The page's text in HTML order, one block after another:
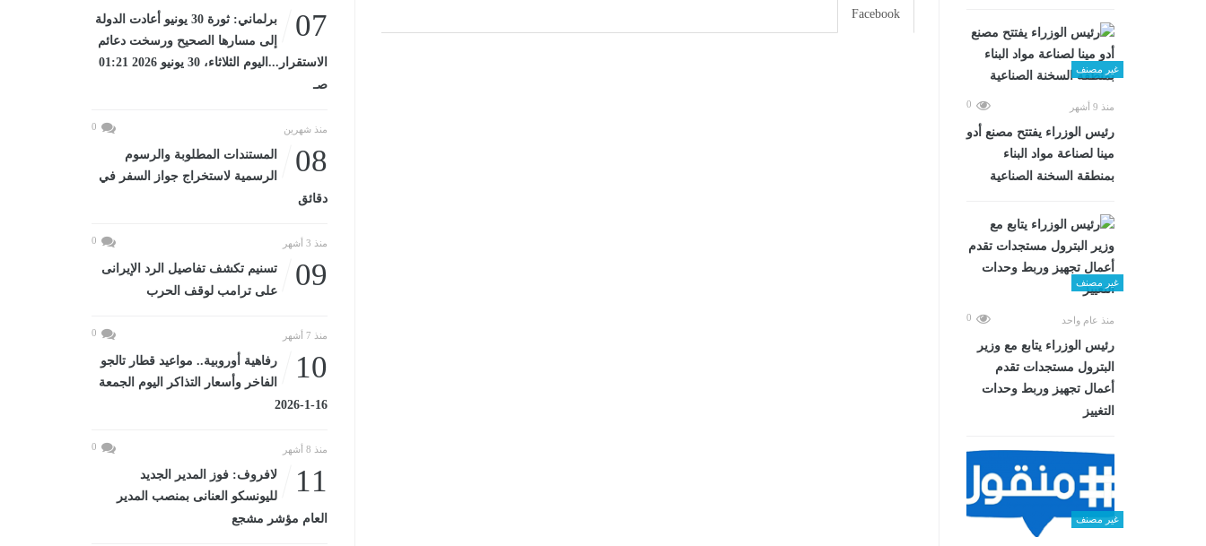
غير مصنف
منذ 9 أشهر 0
رئيس الوزراء يفتتح مصنع أدو
مينا لصناعة مواد البناء
بمنطقة السخنة الصناعية
غير مصنف
منذ عام واحد 0
رئيس الوزراء يتابع مع وزير
البترول مستجدات تقدم
أعمال تجهيز وربط وحدات
التغييز
غير مصنف
Facebook
07
برلماني: ثورة 30 يونيو أعادت الدولة
إلى مسارها الصحيح ورسخت دعائم
الاستقرار...اليوم الثلاثاء، 30 يونيو 2026 01:21
صـ
منذ شهرين 0
08
المستندات المطلوبة والرسوم
الرسمية لاستخراج جواز السفر في
دقائق
منذ 3 أشهر 0
09
تسنيم تكشف تفاصيل الرد الإيرانى
على ترامب لوقف الحرب
منذ 7 أشهر 0
10
رفاهية أوروبية.. مواعيد قطار تالجو
الفاخر وأسعار التذاكر اليوم الجمعة
16-1-2026
منذ 8 أشهر 0
11
لافروف: فوز المدير الجديد
لليونسكو العنانى بمنصب المدير
العام مؤشر مشجع